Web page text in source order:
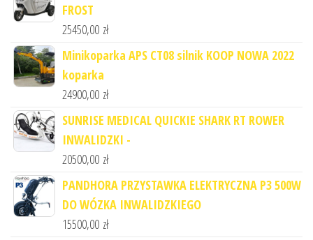
FROST
25450,00 zł
Minikoparka APS CT08 silnik KOOP NOWA 2022
koparka
24900,00 zł
SUNRISE MEDICAL QUICKIE SHARK RT ROWER
INWALIDZKI -
20500,00 zł
PANDHORA PRZYSTAWKA ELEKTRYCZNA P3 500W
DO WÓZKA INWALIDZKIEGO
15500,00 zł